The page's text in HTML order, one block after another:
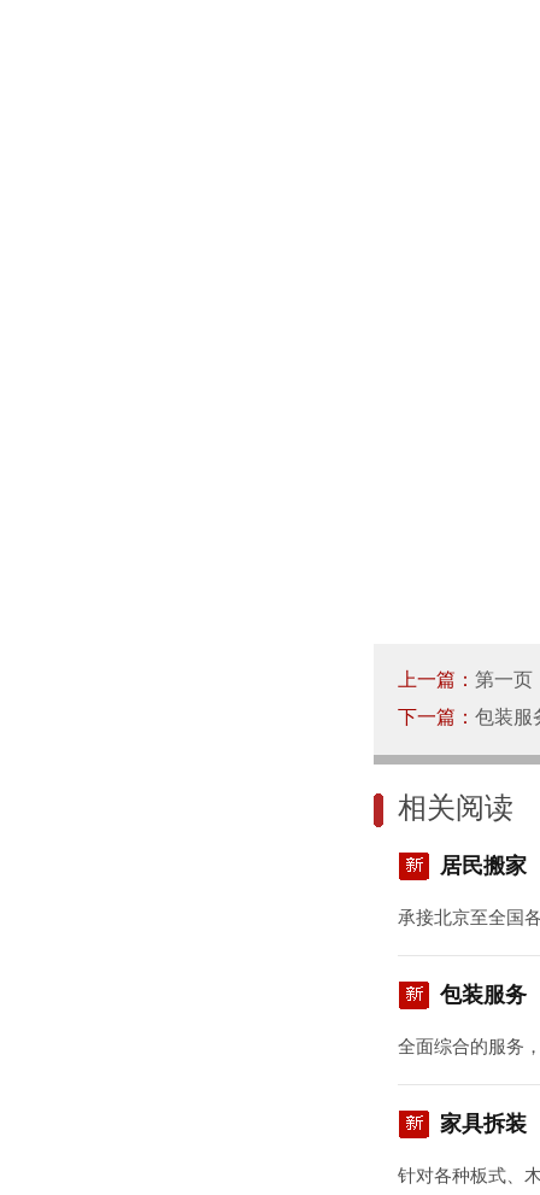
上一篇： 第一页
下一篇： 包装服
相关阅读
居民搬家
承接北京至全国
包装服务
全面综合的服务
家具拆装
针对各种板式、